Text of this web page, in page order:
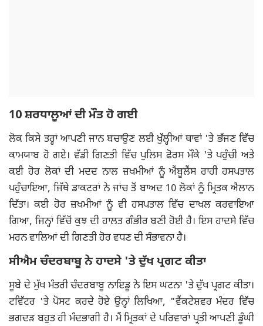
10 ਸ਼ਰਧਾਲੂਆਂ ਦੀ ਮੌਤ ਹੋ ਗਈ
ਲੋਕ ਕਿਸੇ ਤਰ੍ਹਾਂ ਆਪਣੀ ਜਾਨ ਬਚਾਉਣ ਲਈ ਖੁੱਲ੍ਹੀਆਂ ਥਾਵਾਂ 'ਤੇ ਭੱਜਣ ਵਿੱਚ
ਕਾਮਯਾਬ ਹੋ ਗਏ। ਵੱਡੀ ਗਿਣਤੀ ਵਿੱਚ ਪੁਲਿਸ ਫੋਰਸ ਮੌਕੇ 'ਤੇ ਪਹੁੰਚੀ ਅਤੇ
ਕਈ ਹੋਰ ਲੋਕਾਂ ਦੀ ਮਦਦ ਨਾਲ ਜ਼ਖਮੀਆਂ ਨੂੰ ਐਂਬੂਲੈਂਸ ਰਾਹੀਂ ਹਸਪਤਾਲ
ਪਹੁੰਚਾਇਆ, ਜਿੱਥੇ ਡਾਕਟਰਾਂ ਨੇ ਜਾਂਚ ਤੋਂ ਬਾਅਦ 10 ਲੋਕਾਂ ਨੂੰ ਮ੍ਰਿਤਕ ਐਲਾਨ
ਦਿੱਤਾ। ਕਈ ਹੋਰ ਜ਼ਖਮੀਆਂ ਨੂੰ ਵੀ ਹਸਪਤਾਲ ਵਿੱਚ ਦਾਖਲ ਕਰਵਾਇਆ
ਗਿਆ, ਜਿਨ੍ਹਾਂ ਵਿੱਚੋਂ ਕੁਝ ਦੀ ਹਾਲਤ ਗੰਭੀਰ ਬਣੀ ਹੋਈ ਹੈ। ਇਸ ਹਾਦਸੇ ਵਿੱਚ
ਮਰਨ ਵਾਲਿਆਂ ਦੀ ਗਿਣਤੀ ਹੋਰ ਵਧਣ ਦੀ ਸੰਭਾਵਨਾ ਹੈ।
ਸੀਐਮ ਚੰਦਰਬਾਬੂ ਨੇ ਹਾਦਸੇ 'ਤੇ ਦੁੱਖ ਪ੍ਰਗਟ ਕੀਤਾ
ਸੂਬੇ ਦੇ ਮੁੱਖ ਮੰਤਰੀ ਚੰਦਰਬਾਬੂ ਨਾਇਡੂ ਨੇ ਇਸ ਘਟਨਾ 'ਤੇ ਦੁੱਖ ਪ੍ਰਗਟ ਕੀਤਾ।
ਟਵਿੱਟਰ 'ਤੇ ਪੋਸਟ ਕਰਦੇ ਹੋਏ ਉਨ੍ਹਾਂ ਲਿਖਿਆ, "ਵੈਂਕਟੇਸ਼ਵਰ ਮੰਦਰ ਵਿੱਚ
ਭਗਦੜ ਬਹੁਤ ਹੀ ਮੰਦਭਾਗੀ ਹੈ। ਮੈਂ ਮ੍ਰਿਤਕਾਂ ਦੇ ਪਰਿਵਾਰਾਂ ਪ੍ਰਤੀ ਆਪਣੀ ਡੂੰਘੀ